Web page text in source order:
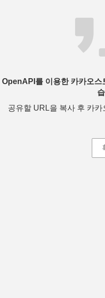
OpenAPI를 이용한 카카오스
공유할 URL을 복사 후 카